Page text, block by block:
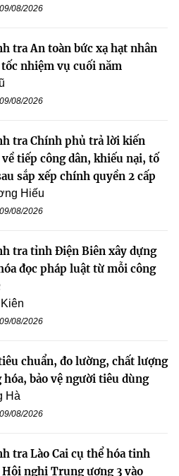
08/2026
tra An toàn bức xạ hạt nhân
nhiệm vụ cuối năm
08/2026
tra Chính phủ trả lời kiến
tiếp công dân, khiếu nại, tố
sắp xếp chính quyền 2 cấp
Hiếu
08/2026
tra tỉnh Điện Biên xây dựng
đọc pháp luật từ mỗi công
08/2026
chuẩn, đo lường, chất lượng
hóa, bảo vệ người tiêu dùng
Hà
08/2026
tra Lào Cai cụ thể hóa tinh
nghị Trung ương 3 vào